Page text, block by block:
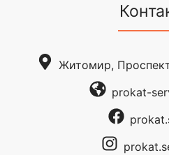
Житомир,
prokat-